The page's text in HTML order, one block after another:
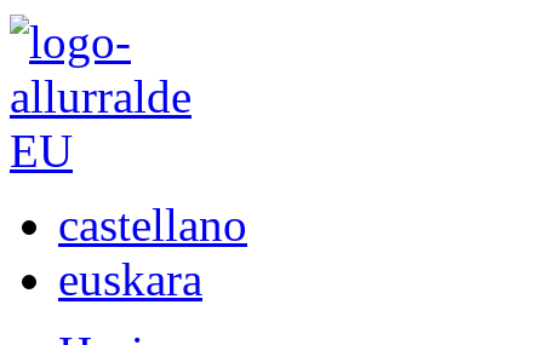
castellano
euskara